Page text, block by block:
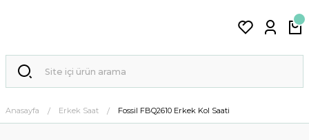
Anasayfa Erkek Saat Fossil FBQ2610 Erkek Kol Saati